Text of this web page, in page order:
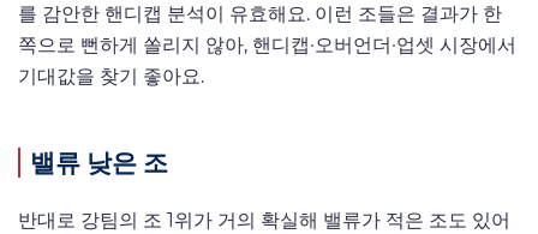
를 감안한 핸디캡 분석이 유효해요. 이런 조들은 결과가 한
쪽으로 뻔하게 쏠리지 않아, 핸디캡·오버언더·업셋 시장에서
기대값을 찾기 좋아요.
밸류 낮은 조
반대로 강팀의 조 1위가 거의 확실해 밸류가 적은 조도 있어